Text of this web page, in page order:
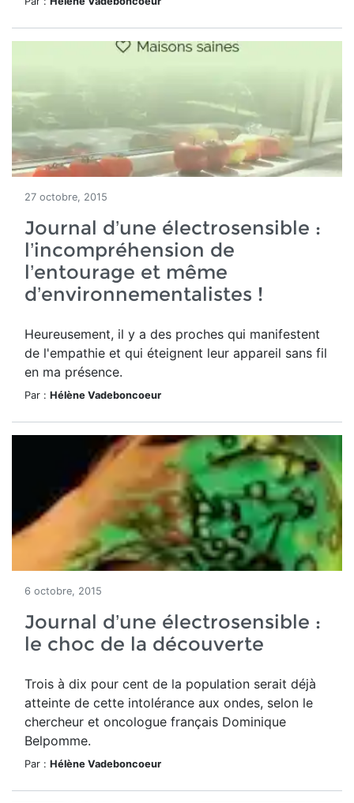
27 octobre, 2015
Journal d’une électrosensible :
l’incompréhension de
l’entourage et même
d’environnementalistes !
Heureusement, il y a des proches qui manifestent
de l'empathie et qui éteignent leur appareil sans fil
en ma présence.
Par : Hélène Vadeboncoeur
6 octobre, 2015
Journal d’une électrosensible :
le choc de la découverte
Trois à dix pour cent de la population serait déjà
atteinte de cette intolérance aux ondes, selon le
chercheur et oncologue français Dominique
Belpomme.
Par : Hélène Vadeboncoeur